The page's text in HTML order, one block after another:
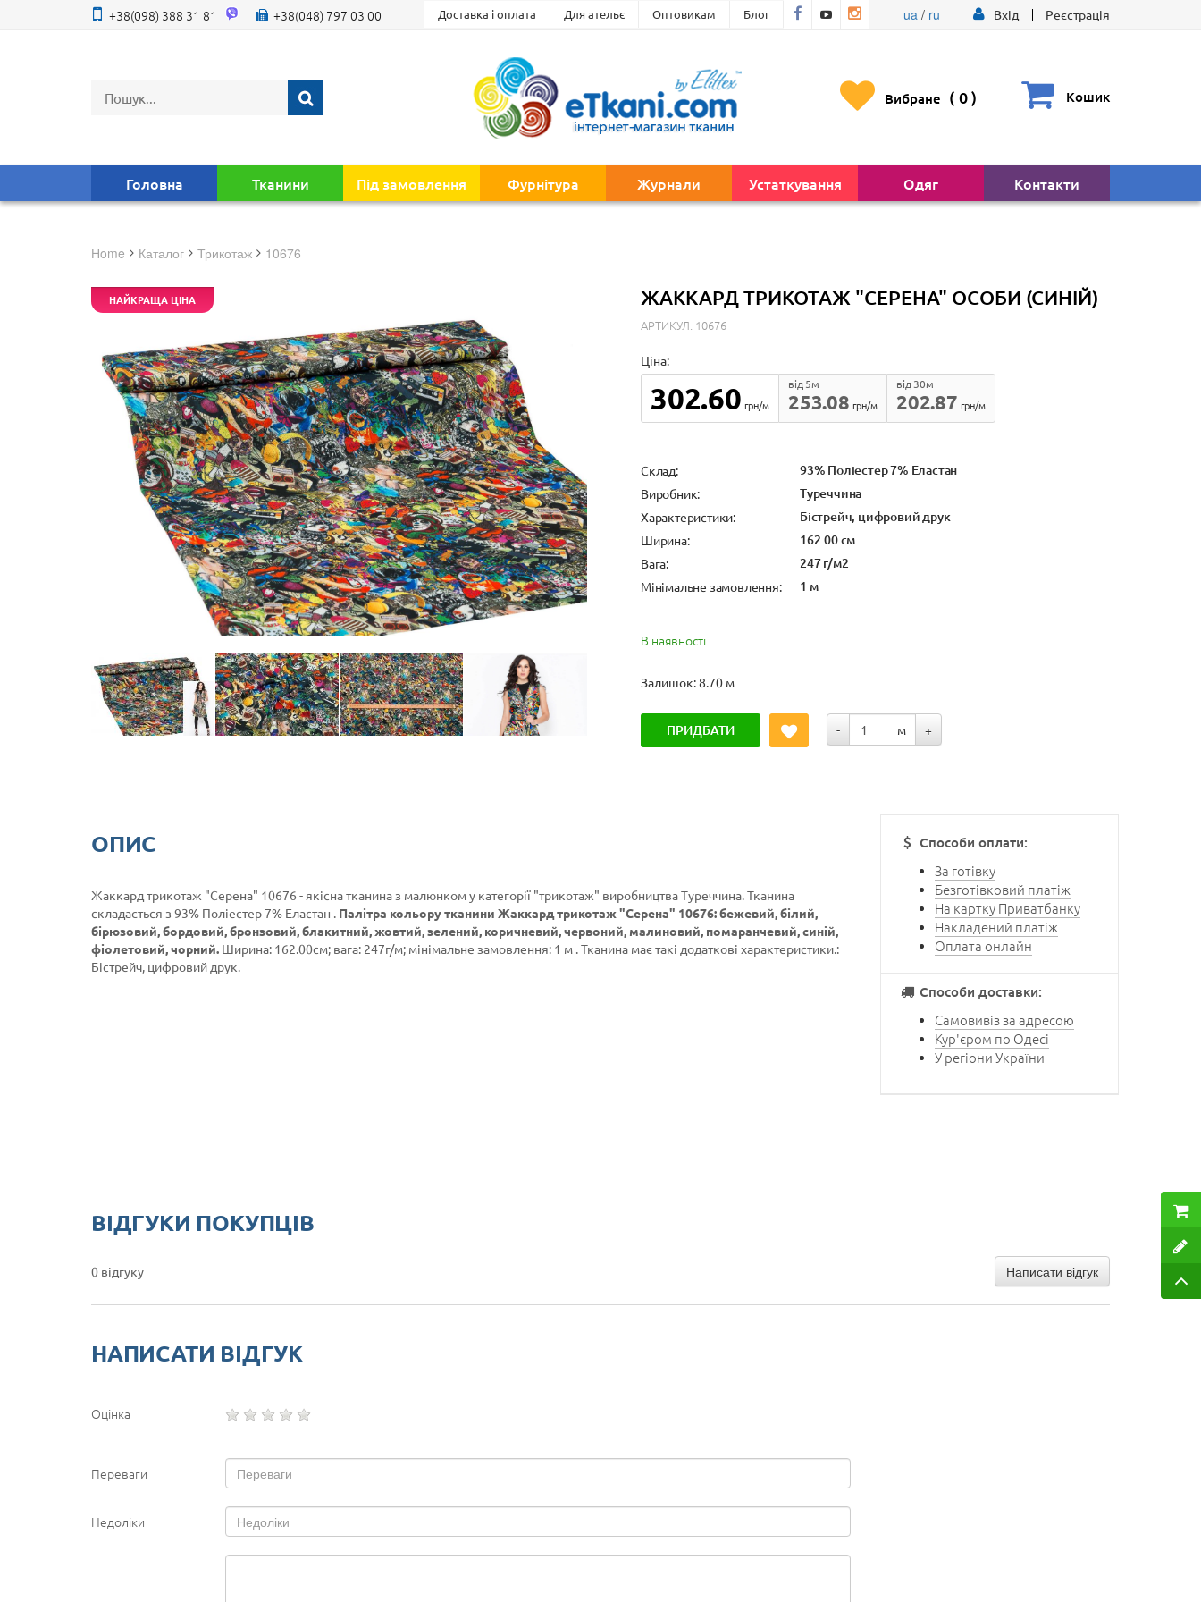
+38(098) 388 31 81 +38(048) 797 03 00 Доставка і оплата Для ательє Оптовикам Блог ua/ ru Вхід Реєстрація
Вибране ( 0) Кошик
Головна Тканини Під замовлення Фурнітура Журнали Устаткування Одяг Контакти
Home Каталог трикотаж 10676
НАЙКРАЩА ЦІНА ЖАККАРД ТРИКОТАЖ "СЕРЕНА" ОСОБИ (СИНІЙ)
АРТИКУЛ: 10676
Ціна:
302.60 грн/м 253.08
від 5м
грн/м
202.87
від 30м
грн/м
Cклад: 93% Поліестер 7% Еластан
Виробник: Туреччина
Характеристики: Бістрейч, цифровий друк
Ширина: 162.00 см
Вага: 247 г/м2
Мінімальне замовлення: 1 м
В наявності
Залишок: 8.70 м
ПРИДБАТИ - м +
ОПИС
Жаккард трикотаж "Серена" 10676 - якісна тканина з малюнком у категорії "трикотаж" виробництва Туреччина. Тканина
складається з 93% Поліестер 7% Еластан . Палітра кольору тканини Жаккард трикотаж "Серена" 10676: бежевий, білий,
бірюзовий, бордовий, бронзовий, блакитний, жовтий, зелений, коричневий, червоний, малиновий, помаранчевий, синій,
фіолетовий, чорний. Ширина: 162.00см; вага: 247г/м; мінімальне замовлення: 1 м . Тканина має такі додаткові характеристики.:
Бістрейч, цифровий друк.
Способи оплати:
За готівку
Безготівковий платіж
На картку Приватбанку
Накладений платіж
Оплата онлайн
Способи доставки:
Самовивіз за адресою
Кур'єром по Одесі
У регіони України
ВІДГУКИ ПОКУПЦІВ
0 відгуку Написати відгук
НАПИСАТИ ВІДГУК
Оцінка
Переваги
Недоліки